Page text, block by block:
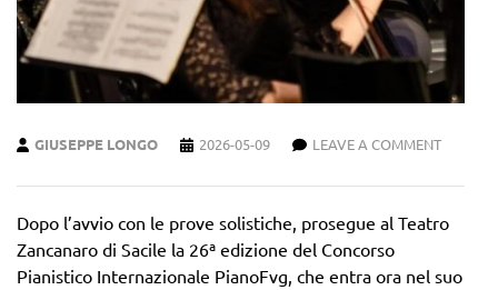
GIUSEPPE LONGO 2026-05-09 LEAVE A COMMENT
Dopo l’avvio con le prove solistiche, prosegue al Teatro
Zancanaro di Sacile la 26ª edizione del Concorso
Pianistico Internazionale PianoFvg, che entra ora nel suo